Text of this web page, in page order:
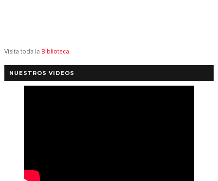
Visita toda la Biblioteca.
NUESTROS VIDEOS